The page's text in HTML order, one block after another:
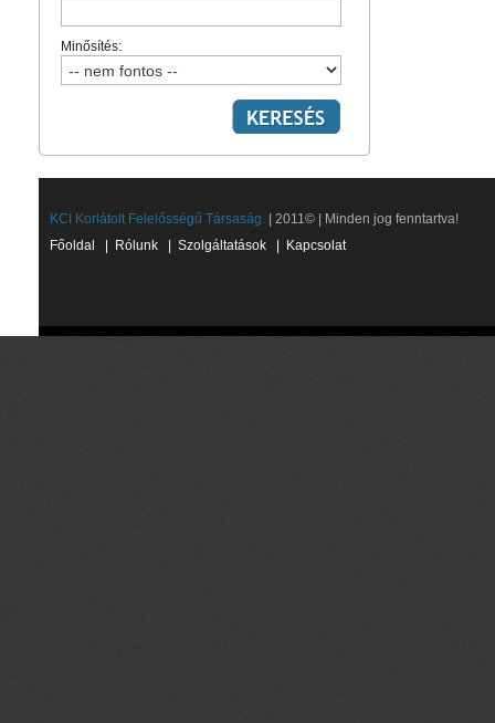
Minősítés:
KCI Korlátolt Felelősségű Társaság. | 2011© | Minden jog fenntartva!
Főoldal
Rólunk Szolgáltatások Kapcsolat